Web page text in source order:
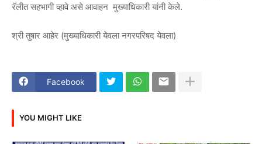
रॅलीत सहभागी व्हावे असे आवाहन मुख्याधिकारी यांनी केले.
श्री तुषार आहेर (मुख्याधिकारी येवला नगरपरिषद येवला)
Facebook
YOU MIGHT LIKE